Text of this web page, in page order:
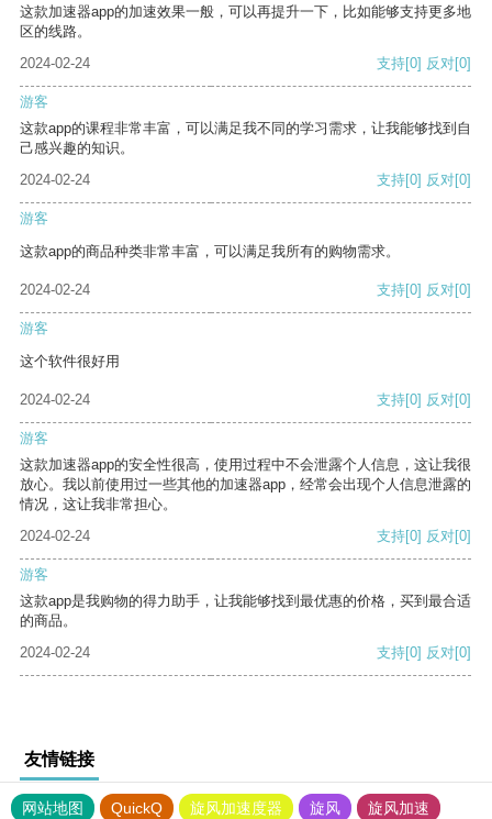
这款加速器app的加速效果一般，可以再提升一下，比如能够支持更多地
区的线路。
2024-02-24
支持[0] 反对[0]
游客
这款app的课程非常丰富，可以满足我不同的学习需求，让我能够找到自
己感兴趣的知识。
2024-02-24
支持[0] 反对[0]
游客
这款app的商品种类非常丰富，可以满足我所有的购物需求。
2024-02-24 支持[0] 反对[0]
游客
这个软件很好用
2024-02-24 支持[0] 反对[0]
游客
这款加速器app的安全性很高，使用过程中不会泄露个人信息，这让我很
放心。我以前使用过一些其他的加速器app，经常会出现个人信息泄露的
情况，这让我非常担心。
2024-02-24
支持[0] 反对[0]
游客
这款app是我购物的得力助手，让我能够找到最优惠的价格，买到最合适
的商品。
2024-02-24
支持[0] 反对[0]
友情链接
网站地图 QuickQ 旋风加速度器 旋风
旋风加速